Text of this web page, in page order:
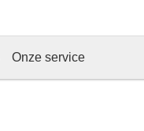
Onze service